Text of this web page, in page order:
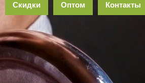
Скидки Оптом Контакты